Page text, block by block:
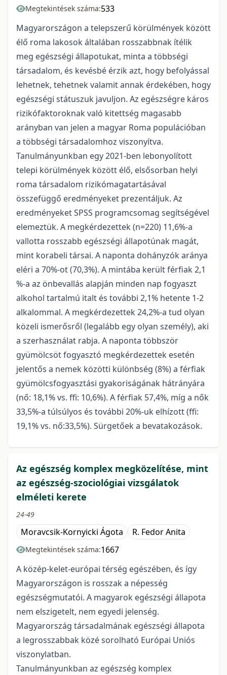
Megtekintések száma:533
Magyarországon a telepszerű körülmények között
élő roma lakosok általában rosszabbnak ítélik
meg egészségi állapotukat, minta a többségi
társadalom, és kevésbé érzik azt, hogy befolyással
lehetnek, tehetnek valamit annak érdekében, hogy
egészségi státuszuk javuljon. Az egészségre káros
rizikófaktoroknak való kitettség magasabb
arányban van jelen a magyar Roma populációban
a többségi társadalomhoz viszonyítva.
Tanulmányunkban egy 2021-ben lebonyolított
telepi körülmények között élő, elsősorban helyi
roma társadalom rizikómagatartásával
összefüggő eredményeket prezentáljuk. Az
eredményeket SPSS programcsomag segítségével
elemeztük. A megkérdezettek (n=220) 11,6%-a
vallotta rosszabb egészségi állapotúnak magát,
mint korabeli társai. A naponta dohányzók aránya
eléri a 70%-ot (70,3%). A mintába került férfiak 2,1
%-a az önbevallás alapján minden nap fogyaszt
alkohol tartalmú italt és további 2,1% hetente 1-2
alkalommal. A megkérdezettek 24,2%-a tud olyan
közeli ismerősről (legalább egy olyan személy), aki
a szerhasználat rabja. A naponta többször
gyümölcsöt fogyasztó megkérdezettek esetén
jelentős a nemek közötti különbség (8%) a férfiak
gyümölcsfogyasztási gyakoriságának hátrányára
(nő: 18,1% vs. ffi: 10,6%). A férfiak 57,4%, míg a nők
33,5%-a túlsúlyos és további 20%-uk elhízott (ffi:
19,1% vs. nő:33,5%). Sürgetőek a bevatakozások.
Az egészség komplex megközelítése, mint
az egészség-szociológiai vizsgálatok
elméleti kerete
24-49
Moravcsik-Kornyicki Ágota R. Fedor Anita
Megtekintések száma:1667
A közép-kelet-európai térség egészében, és így
Magyarországon is rosszak a népesség
egészségmutatói. A magyarok egészségi állapota
nem elszigetelt, nem egyedi jelenség.
Magyarország társadalmának egészségi állapota
a legrosszabbak közé sorolható Európai Uniós
viszonylatban.
Tanulmányunkban az egészség komplex